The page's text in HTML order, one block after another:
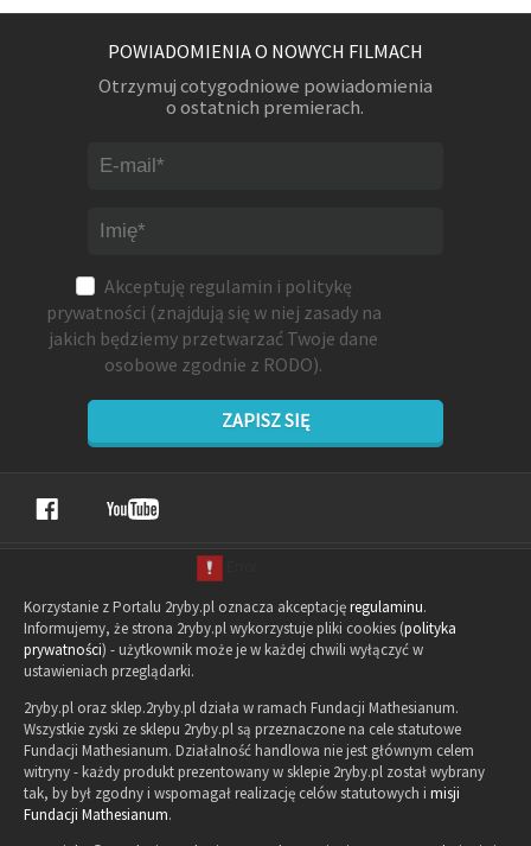
POWIADOMIENIA O NOWYCH FILMACH
Otrzymuj cotygodniowe powiadomienia
o ostatnich premierach.
Akceptuję regulamin i politykę
prywatności (znajdują się w niej zasady na
jakich będziemy przetwarzać Twoje dane
osobowe zgodnie z RODO).
ZAPISZ SIĘ
Korzystanie z Portalu 2ryby.pl oznacza akceptacjęregulaminu.
Informujemy, że strona 2ryby.pl wykorzystuje pliki cookies (polityka
prywatności) - użytkownik może je w każdej chwili wyłączyć w
ustawieniach przeglądarki.
2ryby.pl oraz sklep.2ryby.pl działa w ramach Fundacji Mathesianum.
Wszystkie zyski ze sklepu 2ryby.pl są przeznaczone na cele statutowe
Fundacji Mathesianum. Działalność handlowa nie jest głównym celem
witryny - każdy produkt prezentowany w sklepie 2ryby.pl został wybrany
tak, by był zgodny i wspomagał realizację celów statutowych i misji
Fundacji Mathesianum.